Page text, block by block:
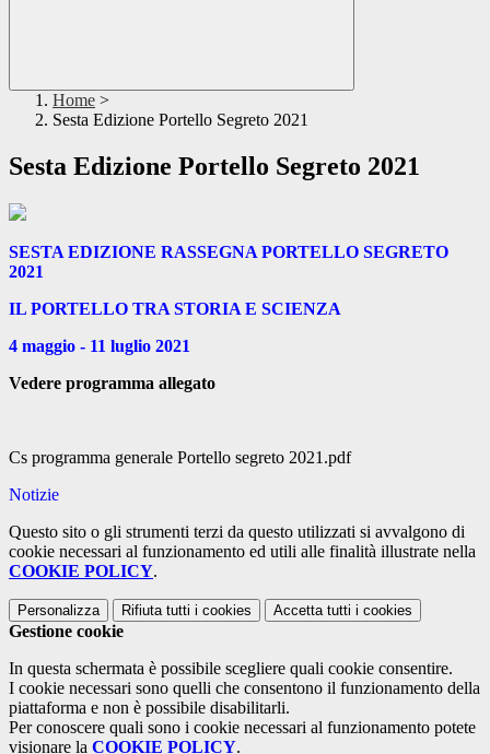
Home >
Sesta Edizione Portello Segreto 2021
Sesta Edizione Portello Segreto 2021
SESTA EDIZIONE RASSEGNA PORTELLO SEGRETO
2021
IL PORTELLO TRA STORIA E SCIENZA
4 maggio - 11 luglio 2021
Vedere programma allegato
Cs programma generale Portello segreto 2021.pdf
Notizie
Questo sito o gli strumenti terzi da questo utilizzati si avvalgono di
cookie necessari al funzionamento ed utili alle finalità illustrate nella
COOKIE POLICY.
Personalizza Rifiuta tutti i cookies Accetta tutti i cookies
Gestione cookie
In questa schermata è possibile scegliere quali cookie consentire.
I cookie necessari sono quelli che consentono il funzionamento della
piattaforma e non è possibile disabilitarli.
Per conoscere quali sono i cookie necessari al funzionamento potete
visionare la COOKIE POLICY.